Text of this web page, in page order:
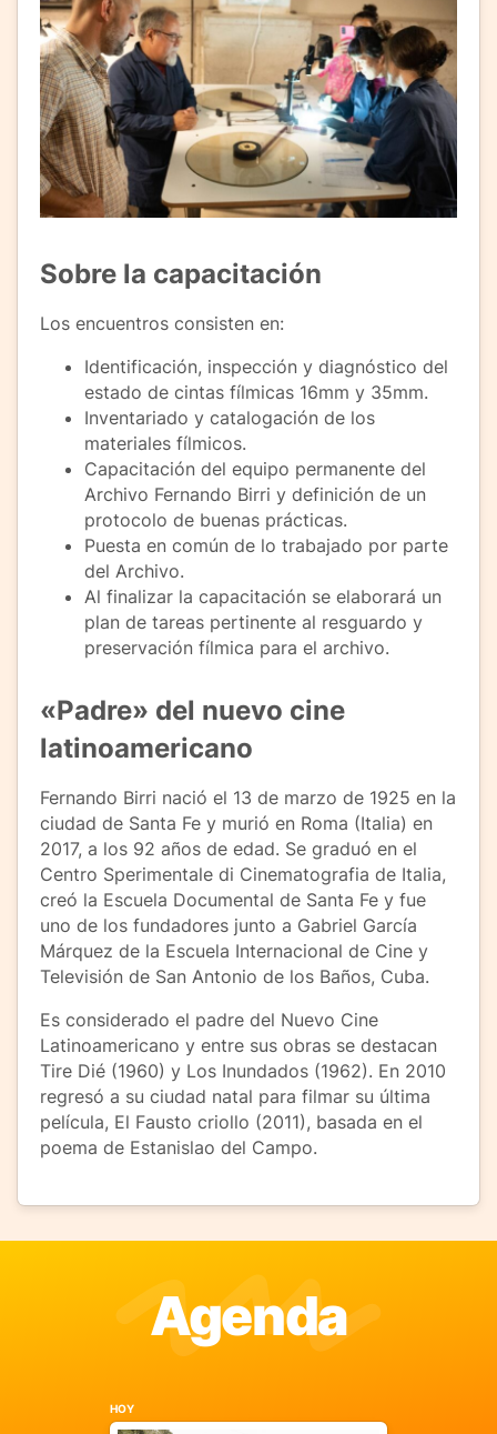
Sobre la capacitación
Los encuentros consisten en:
Identificación, inspección y diagnóstico del
estado de cintas fílmicas 16mm y 35mm.
Inventariado y catalogación de los
materiales fílmicos.
Capacitación del equipo permanente del
Archivo Fernando Birri y definición de un
protocolo de buenas prácticas.
Puesta en común de lo trabajado por parte
del Archivo.
Al finalizar la capacitación se elaborará un
plan de tareas pertinente al resguardo y
preservación fílmica para el archivo.
«Padre» del nuevo cine
latinoamericano
Fernando Birri nació el 13 de marzo de 1925 en la
ciudad de Santa Fe y murió en Roma (Italia) en
2017, a los 92 años de edad. Se graduó en el
Centro Sperimentale di Cinematografia de Italia,
creó la Escuela Documental de Santa Fe y fue
uno de los fundadores junto a Gabriel García
Márquez de la Escuela Internacional de Cine y
Televisión de San Antonio de los Baños, Cuba.
Es considerado el padre del Nuevo Cine
Latinoamericano y entre sus obras se destacan
Tire Dié (1960) y Los Inundados (1962). En 2010
regresó a su ciudad natal para filmar su última
película, El Fausto criollo (2011), basada en el
poema de Estanislao del Campo.
Agenda
HOY